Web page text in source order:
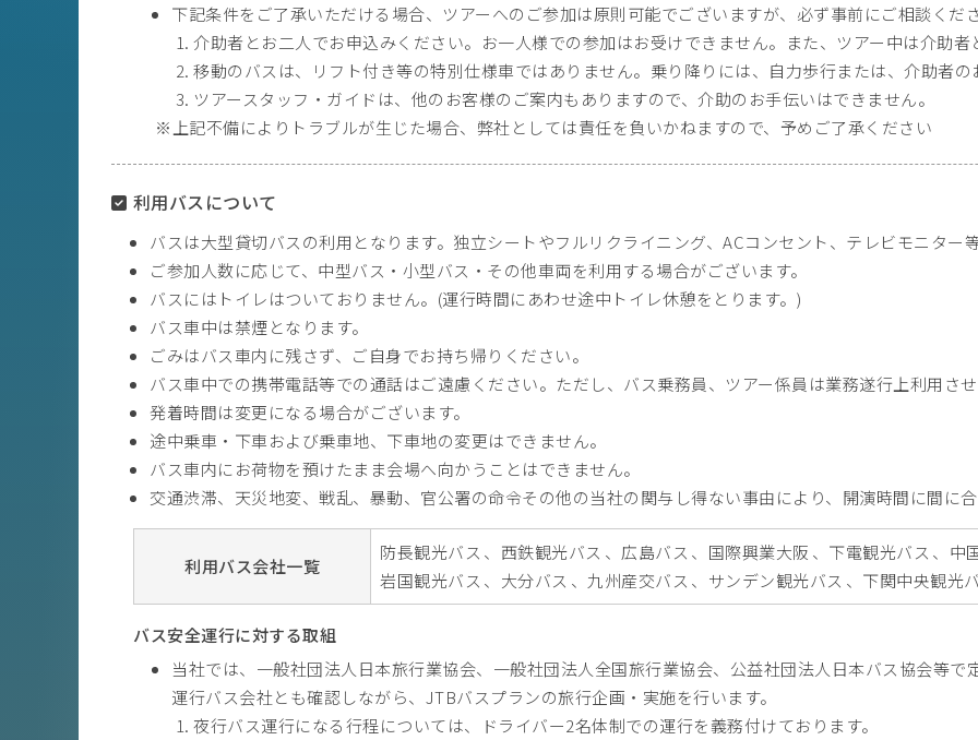
下記条件をご了承いただける場合、ツアーへのご参加は原則可能でございますが、必ず事前にご相談くだ
介助者とお二人でお申込みください。お一人様での参加はお受けできません。また、ツアー中は介助
移動のバスは、リフト付き等の特別仕様車ではありません。乗り降りには、自力歩行または、介助者
ツアースタッフ・ガイドは、他のお客様のご案内もありますので、介助のお手伝いはできません。
上記不備によりトラブルが生じた場合、弊社としては責任を負いかねますので、予めご了承ください
利用バスについて
バスは大型貸切バスの利用となります。独立シートやフルリクライニング、ACコンセント、テレビモニター
ご参加人数に応じて、中型バス・小型バス・その他車両を利用する場合がございます。
バスにはトイレはついておりません。(運行時間にあわせ途中トイレ休憩をとります。)
バス車中は禁煙となります。
ごみはバス車内に残さず、ご自身でお持ち帰りください。
バス車中での携帯電話等での通話はご遠慮ください。ただし、バス乗務員、ツアー係員は業務遂行上利用さ
発着時間は変更になる場合がございます。
途中乗車・下車および乗車地、下車地の変更はできません。
バス車内にお荷物を預けたまま会場へ向かうことはできません。
交通渋滞、天災地変、戦乱、暴動、官公署の命令その他の当社の関与し得ない事由により、開演時間に間に
利用バス会社一覧
防長観光バス 西鉄観光バス 広島バス 国際興業大阪 下電観光バス
中
岩国観光バス
大分バス 九州産交バス サンデン観光バス 下関中央観光
バス安全運行に対する取組
当社では、一般社団法人日本旅行業協会、一般社団法人全国旅行業協会、公益社団法人日本バス協会等
運行バス会社とも確認しながら、JTBバスプランの旅行企画・実施を行います。
夜行バス運行になる行程については、ドライバー2名体制での運行を義務付けております。